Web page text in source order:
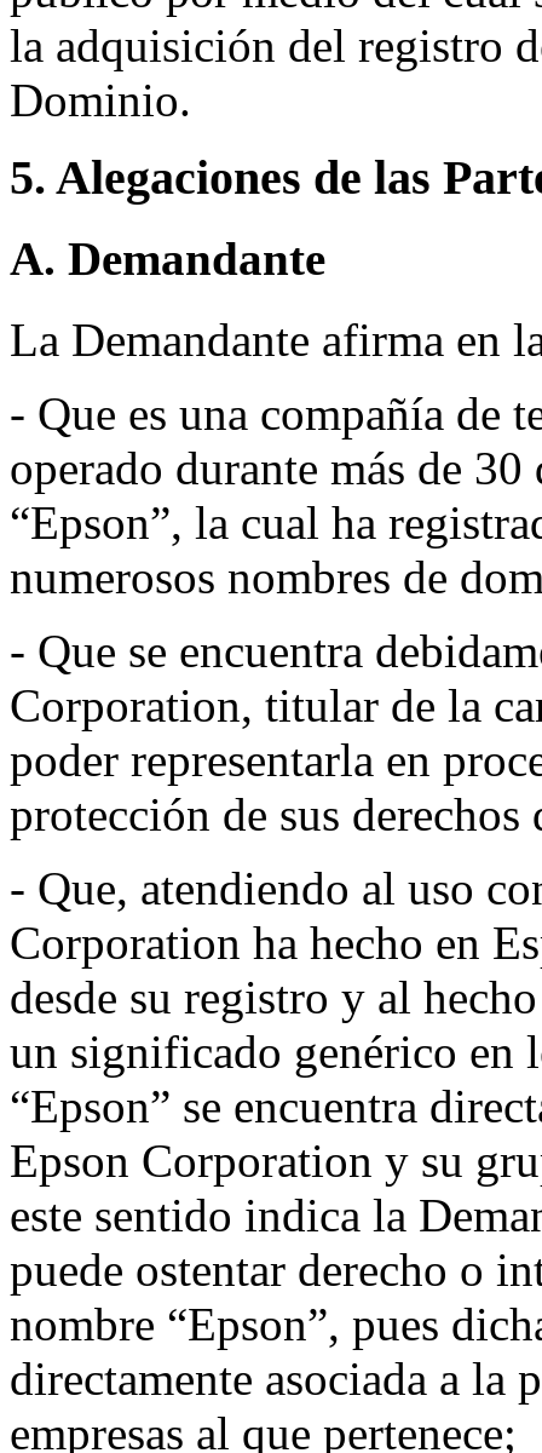
la adquisición del registro
Dominio.
5. Alegaciones de las
A. Demandante
La Demandante afirma en
- Que es una compañía de
operado durante más de
“Epson”, la cual ha
numerosos nombres de
- Que se encuentra
Corporation, titular de la
poder representarla en
protección de sus derechos
- Que, atendiendo al uso
Corporation ha hecho en
desde su registro y al
un significado genérico en
“Epson” se encuentra
Epson Corporation y su
este sentido indica la
puede ostentar derecho o
nombre “Epson”, pues
directamente asociada a la
empresas al que pertenece;